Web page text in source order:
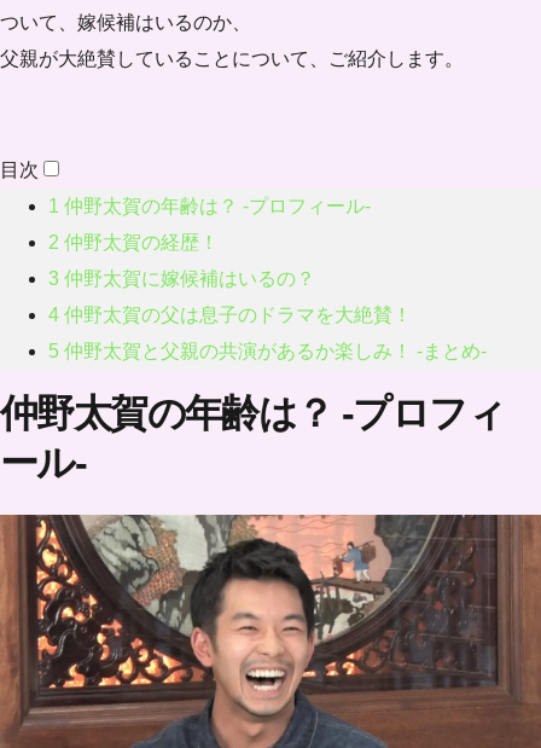
ついて、嫁候補はいるのか、
父親が大絶賛していることについて、ご紹介します。
目次
1 仲野太賀の年齢は？ -プロフィール-
2 仲野太賀の経歴！
3 仲野太賀に嫁候補はいるの？
4 仲野太賀の父は息子のドラマを大絶賛！
5 仲野太賀と父親の共演があるか楽しみ！ -まとめ-
仲野太賀の年齢は？ -プロフィ
ール-